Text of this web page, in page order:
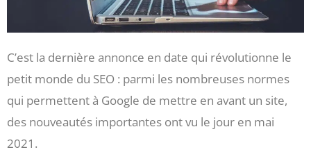
C’est la dernière annonce en date qui révolutionne le
petit monde du SEO : parmi les nombreuses normes
qui permettent à Google de mettre en avant un site,
des nouveautés importantes ont vu le jour en mai
2021.